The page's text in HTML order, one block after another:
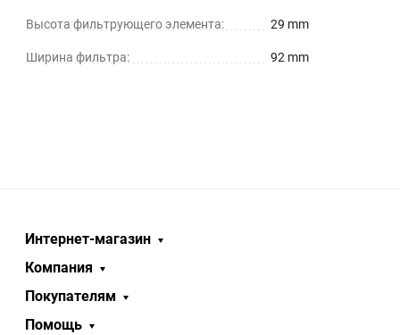
Высота фильтрующего элемента: 29 mm
Ширина фильтра: 92 mm
Интернет-магазин
Компания
Покупателям
Помощь